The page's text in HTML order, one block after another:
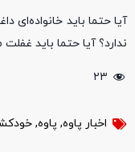
آیا حتما باید
ندارد؟ آیا حتما باید
۲۳
اخبار پاوه, پاوه,